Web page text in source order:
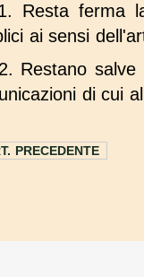
Resta ferma
ai sensi
Restano
di cui
PRECEDENTE